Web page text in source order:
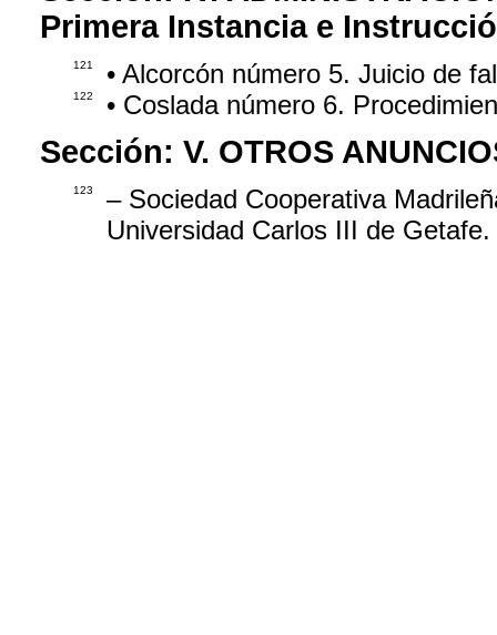
Primera Instancia e
121 • Alcorcón número 5. Juicio de
122 • Coslada número 6.
Sección: V. OTROS
123
– Sociedad Cooperativa
Universidad Carlos III de